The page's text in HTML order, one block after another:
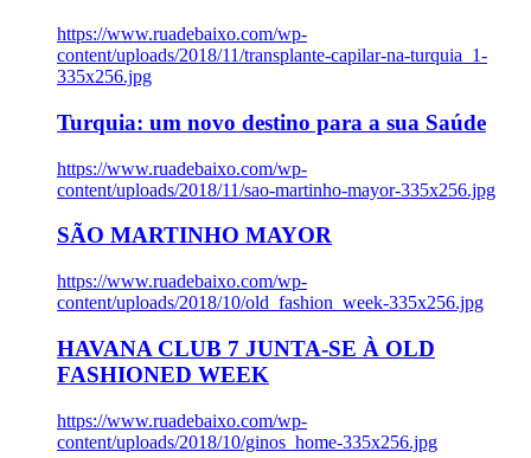
https://www.ruadebaixo.com/wp-
content/uploads/2018/11/transplante-capilar-na-turquia_1-
335x256.jpg
Turquia: um novo destino para a sua Saúde
https://www.ruadebaixo.com/wp-
content/uploads/2018/11/sao-martinho-mayor-335x256.jpg
SÃO MARTINHO MAYOR
https://www.ruadebaixo.com/wp-
content/uploads/2018/10/old_fashion_week-335x256.jpg
HAVANA CLUB 7 JUNTA-SE À OLD
FASHIONED WEEK
https://www.ruadebaixo.com/wp-
content/uploads/2018/10/ginos_home-335x256.jpg